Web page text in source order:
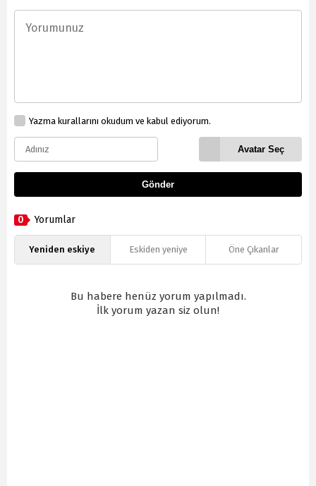
Yazma kurallarını okudum ve kabul ediyorum.
Avatar Seç
Gönder
0 Yorumlar
Yeniden eskiye Eskiden yeniye Öne Çıkanlar
Bu habere henüz yorum yapılmadı.
İlk yorum yazan siz olun!